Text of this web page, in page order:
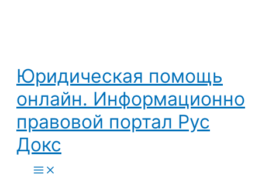
Юридическая помощь
онлайн. Информационно
правовой портал Рус
Докс
Main
Menu